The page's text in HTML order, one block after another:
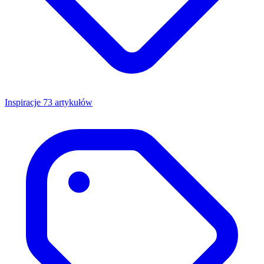
Inspiracje 73 artykułów